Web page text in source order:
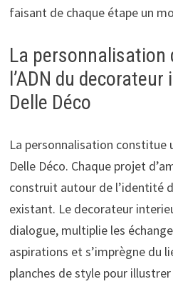
faisant de chaque étape un
La personnalisation
l’ADN du
Delle Déco
La personnalisation constitue
Delle Déco. Chaque projet
construit autour de l’identité
existant. Le decorateur
dialogue, multiplie les
aspirations et s’imprègne du
planches de style pour